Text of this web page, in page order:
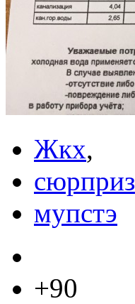
Жкх,
сюрприз
мупстэ
+90